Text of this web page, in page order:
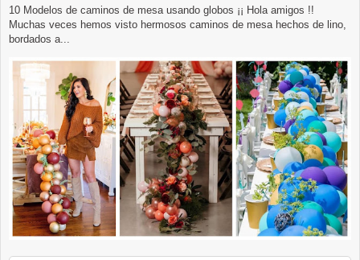
10 Modelos de caminos de mesa usando globos ¡¡ Hola amigos !!
Muchas veces hemos visto hermosos caminos de mesa hechos de lino,
bordados a...